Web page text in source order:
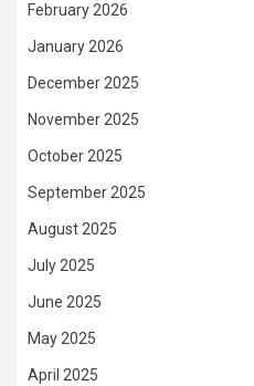
February 2026
January 2026
December 2025
November 2025
October 2025
September 2025
August 2025
July 2025
June 2025
May 2025
April 2025